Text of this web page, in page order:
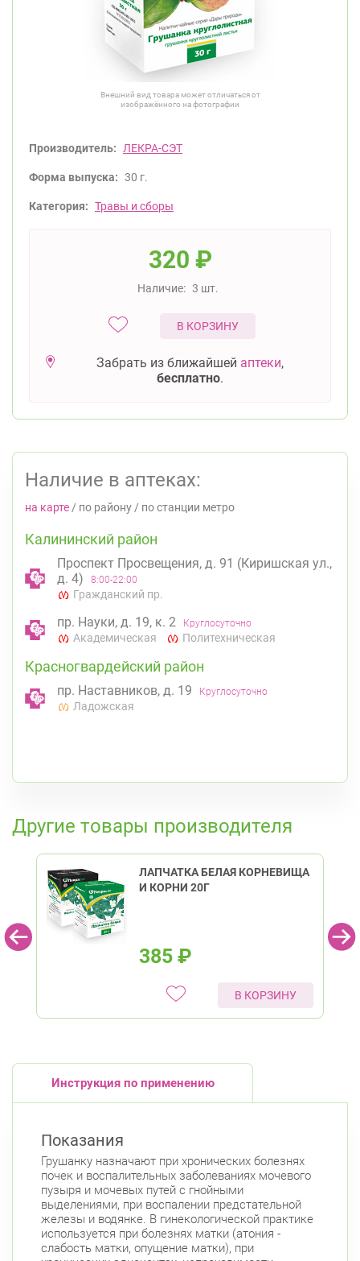
Внешний вид товара может отличаться от
изображённого на фотографии
Производитель: ЛЕКРА-СЭТ
Форма выпуска: 30 г.
Категория: Травы и сборы
320 ₽
Наличие: 3 шт.
В КОРЗИНУ
Забрать из ближайшей аптеки,
бесплатно.
Наличие в аптеках:
на карте / по району / по станции метро
Калининский район
Проспект Просвещения, д. 91 (Киришская ул.,
д. 4)
8:00-22:00
Гражданский пр.
пр. Науки, д. 19, к. 2 Круглосуточно
Академическая Политехническая
Красногвардейский район
пр. Наставников, д. 19 Круглосуточно
Ладожская
Другие товары производителя
ЛАПЧАТКА БЕЛАЯ КОРНЕВИЩА
И КОРНИ 20Г
385 ₽
В КОРЗИНУ
Инструкция по применению
Показания
Грушанку назначают при хронических болезнях
почек и воспалительных заболеваниях мочевого
пузыря и мочевых путей с гнойными
выделениями, при воспалении предстательной
железы и водянке. В гинекологической практике
используется при болезнях матки (атония -
слабость матки, опущение матки), при